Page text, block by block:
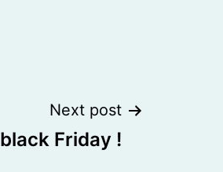
Next post
Friday !